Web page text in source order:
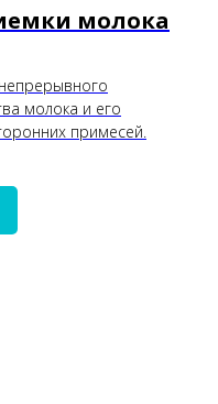
молока
молока и его
примесей.